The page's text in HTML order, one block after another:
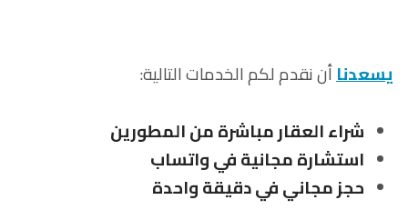
يسعدناأن نقدم لكم الخدمات التالية:
شراء العقار مباشرة من المطورين
استشارة مجانية في واتساب
حجز مجاني في دقيقة واحدة